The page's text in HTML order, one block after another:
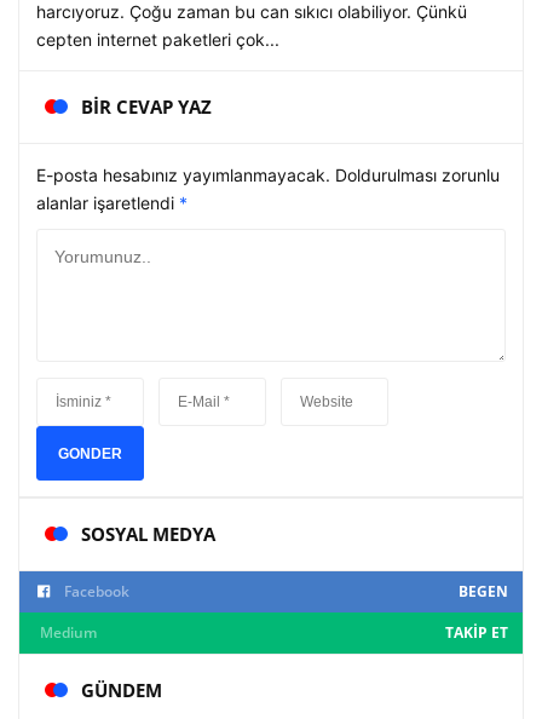
harcıyoruz. Çoğu zaman bu can sıkıcı olabiliyor. Çünkü
cepten internet paketleri çok...
BIR CEVAP YAZ
E-posta hesabınız yayımlanmayacak. Doldurulması zorunlu
alanlar işaretlendi *
GONDER
SOSYAL MEDYA
Facebook
BEGEN
Medium
TAKIP ET
GÜNDEM